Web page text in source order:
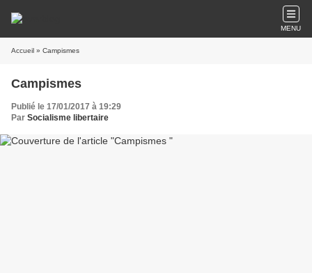
MENU
Accueil » Campismes
Campismes
Publié le 17/01/2017 à 19:29
Par Socialisme libertaire